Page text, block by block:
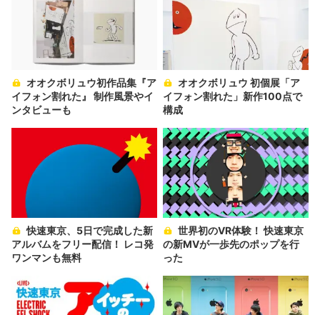
イフォン割れた』 制作風景やイ
ンタビューも
イフォン割れた」新作100点で
構成
快速東京、5日で完成した新
アルバムをフリー配信！ レコ発
ワンマンも無料
の新MVが一歩先のポップを行
った